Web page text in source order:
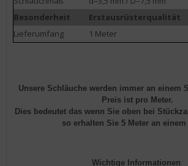
Besonderheit
Erstausrüsterqualität
Lieferumfang
1 Meter
Unsere Schläuche werden immer an einem
Preis ist pro Meter.
Dies bedeutet das wenn Sie oben bei
so erhalten Sie 5 Meter an
Wichtige Informationen: